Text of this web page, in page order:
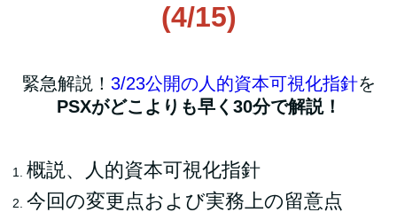
(4/15)
緊急解説！ 3/23公開の人的資本可視化指針を
PSXがどこよりも早く30分で解説！
概説、人的資本可視化指針
今回の変更点および実務上の留意点